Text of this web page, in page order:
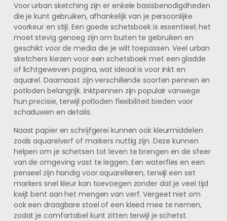
Voor urban sketching zijn er enkele basisbenodigdheden
die je kunt gebruiken, afhankelijk van je persoonlijke
voorkeur en stijl. Een goede schetsboek is essentieel; het
moet stevig genoeg zijn om buiten te gebruiken en
geschikt voor de media die je wilt toepassen. Veel urban
sketchers kiezen voor een schetsboek met een gladde
of lichtgeweven pagina, wat ideaal is voor inkt en
aquarel. Daarnaast zijn verschillende soorten pennen en
potloden belangrijk. Inktpennen zijn populair vanwege
hun precisie, terwijl potloden flexibiliteit bieden voor
schaduwen en details.
Naast papier en schrijfgerei kunnen ook kleurmiddelen
zoals aquarelverf of markers nuttig zijn. Deze kunnen
helpen om je schetsen tot leven te brengen en de sfeer
van de omgeving vast te leggen. Een waterfles en een
penseel zijn handig voor aquarelleren, terwijl een set
markers snel kleur kan toevoegen zonder dat je veel tijd
kwijt bent aan het mengen van verf. Vergeet niet om
ook een draagbare stoel of een kleed mee te nemen,
zodat je comfortabel kunt zitten terwijl je schetst.